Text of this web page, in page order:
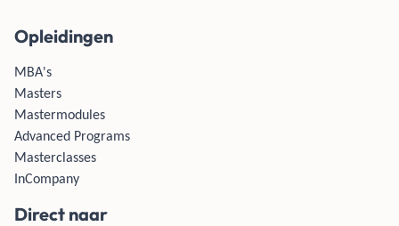
Opleidingen
MBA's
Masters
Mastermodules
Advanced Programs
Masterclasses
InCompany
Direct naar